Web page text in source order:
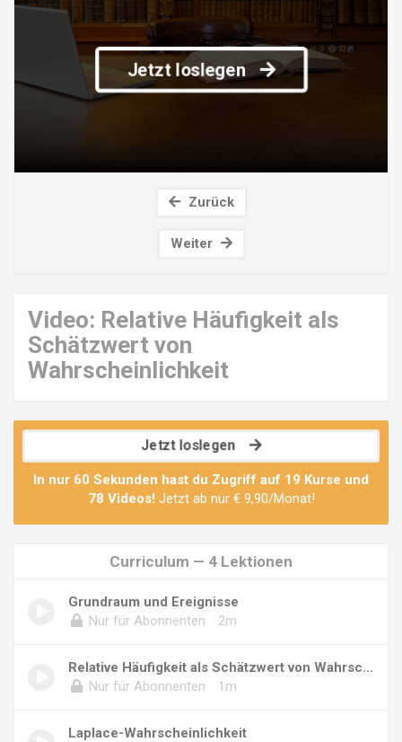
Jetzt loslegen
Zurück
Weiter
Video: Relative Häufigkeit als
Schätzwert von
Wahrscheinlichkeit
Jetzt loslegen
In nur 60 Sekunden hast du Zugriff auf 19 Kurse und
78 Videos! Jetzt ab nur € 9,90/Monat!
Curriculum — 4 Lektionen
Grundraum und Ereignisse
Nur für Abonnenten
2m
Relative Häufigkeit als Schätzwert von Wahrsc...
Nur für Abonnenten
1m
Laplace-Wahrscheinlichkeit